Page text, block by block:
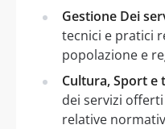
Gestione Dei
tecnici e pratici
popolazione e
Cultura, Sport e
dei servizi
relative